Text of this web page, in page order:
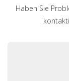
Haben Sie